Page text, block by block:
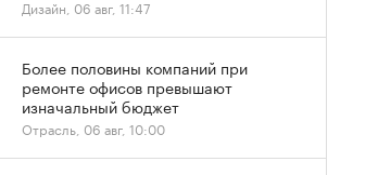
Дизайн, 06 авг, 11:47
Более половины компаний при
ремонте офисов превышают
изначальный бюджет
Отрасль, 06 авг, 10:00